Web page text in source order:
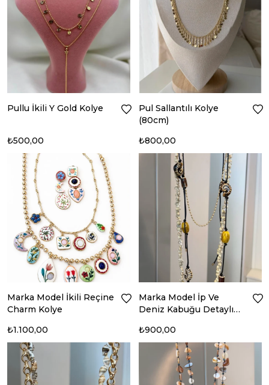
Pullu İkili Y Gold Kolye
₺500,00
Pul Sallantılı Kolye
(80cm)
₺800,00
Marka Model İkili Reçine
Charm Kolye
₺1.100,00
Marka Model İp Ve
Deniz Kabuğu Detaylı
₺900,00